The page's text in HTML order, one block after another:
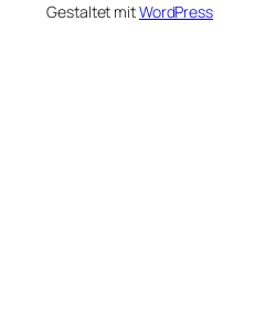
Gestaltet mitWordPress